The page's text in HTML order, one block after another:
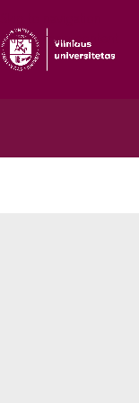
Skip to main content